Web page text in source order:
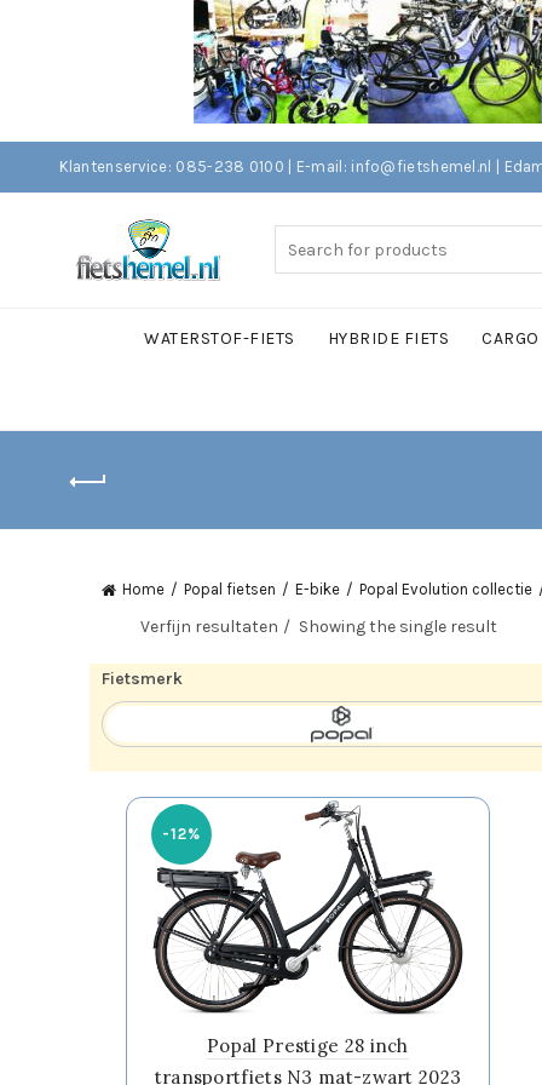
Klantenservice: 085-238 0100 | E-mail: info@fietshemel.nl | Edam
WATERSTOF-FIETS HYBRIDE FIETS
Home Popal fietsen E-bike Popal Evolution collectie
Verfijn resultaten Showing the single result
Fietsmerk
-12%
Popal Prestige 28 inch
transportfiets N3 mat-zwart 2023